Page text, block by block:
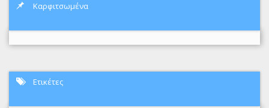
Καρφιτσωμένα
Ετικέτες